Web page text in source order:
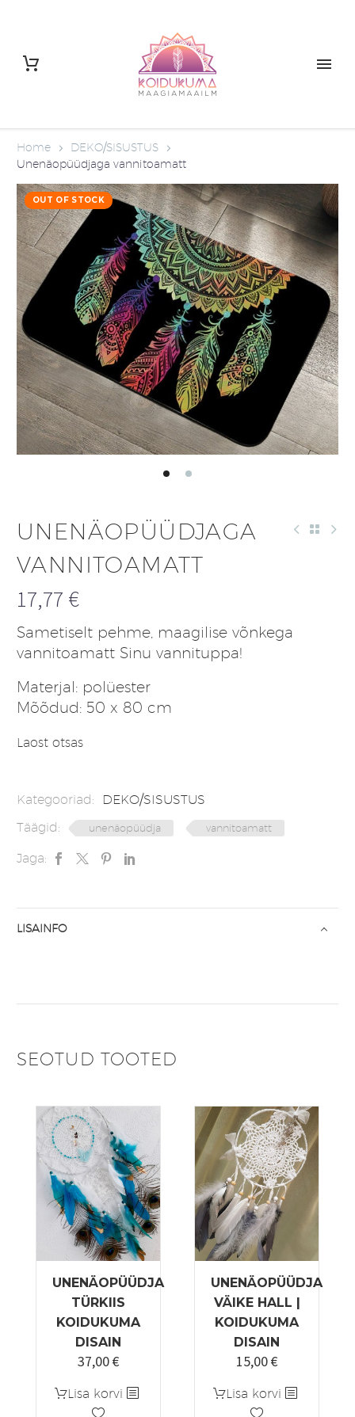
Home
DEKO/SISUSTUS
Unenäopüüdjaga vannitoamatt
OUT OF STOCK
UNENÄOPÜÜDJAGA
VANNITOAMATT
17,77 €
Sametiselt pehme, maagilise võnkega
vannitoamatt Sinu vannituppa!
Materjal: polüester
Mõõdud: 50 x 80 cm
Laost otsas
Kategooriad:
DEKO/SISUSTUS
Täägid:
unenäopüüdja vannitoamatt
Jaga:
LISAINFO
SEOTUD TOOTED
UNENÄOPÜÜDJA
TÜRKIIS
KOIDUKUMA
DISAIN
37,00€
Lisa korvi
UNENÄOPÜÜDJA
VÄIKE HALL |
KOIDUKUMA
DISAIN
15,00€
Lisa korvi